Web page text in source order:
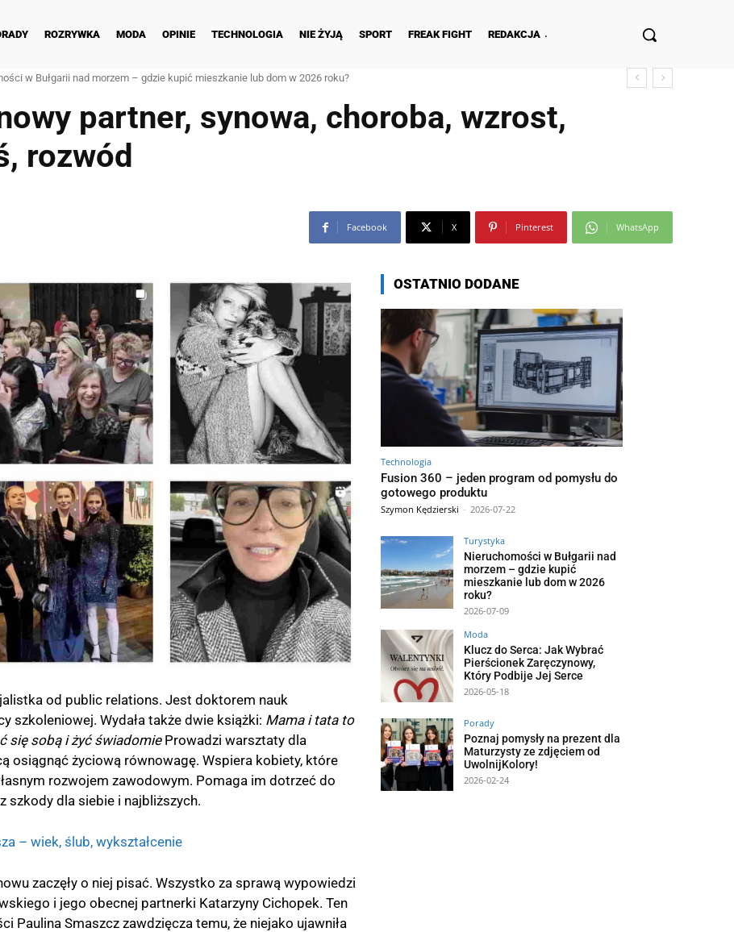
ROZRYWKA MODA OPINIE TECHNOLOGIA NIE ŻYJĄ SPORT FREAK FIGHT REDAKCJA
w Bułgarii nad morzem – gdzie kupić mieszkanie lub dom w 2026 roku?
partner, synowa, choroba, wzrost,
rozwód
Facebook X Pinterest WhatsApp
od public relations. Jest doktorem nauk
szkoleniowej. Wydała także dwie książki: Mama i tata to
się sobą i żyć świadomie Prowadzi warsztaty dla
osiągnąć życiową równowagę. Wspiera kobiety, które
rozwojem zawodowym. Pomaga im dotrzeć do
szkody dla siebie i najbliższych.
– wiek, ślub, wykształcenie
zaczęły o niej pisać. Wszystko za sprawą wypowiedzi
i jego obecnej partnerki Katarzyny Cichopek. Ten
Paulina Smaszcz zawdzięcza temu, że niejako ujawniła
OSTATNIO DODANE
Technologia
Fusion 360 – jeden program od pomysłu do
gotowego produktu
Szymon Kędzierski - 2026-07-22
Turystyka
Nieruchomości w Bułgarii nad
morzem – gdzie kupić
mieszkanie lub dom w 2026
roku?
2026-07-09
Moda
Klucz do Serca: Jak Wybrać
Pierścionek Zaręczynowy,
Który Podbije Jej Serce
2026-05-18
Porady
Poznaj pomysły na prezent dla
Maturzysty ze zdjęciem od
UwolnijKolory!
2026-02-24